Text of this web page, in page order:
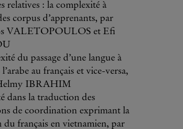
relatives : la complexité à
corpus d’apprenants, par
VALETOPOULOS et Efi
du passage d’une langue à
l’arabe au français et vice-versa,
IBRAHIM
dans la traduction des
de coordination exprimant la
du français en vietnamien, par